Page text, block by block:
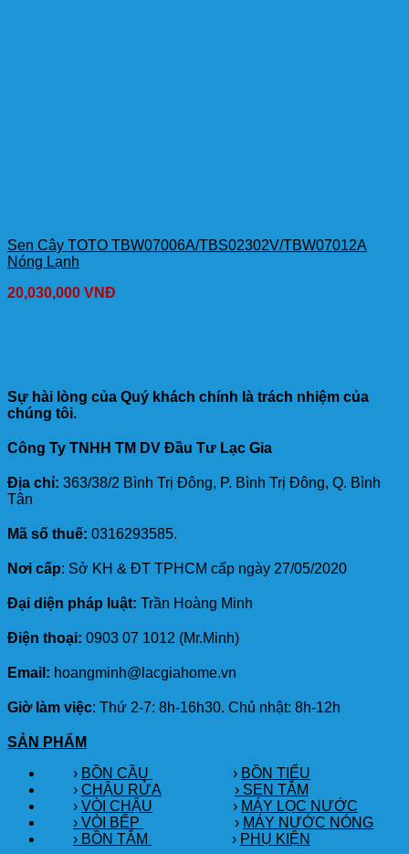
Sen Cây TOTO TBW07006A/TBS02302V/TBW07012A
Nóng Lạnh
20,030,000 VNĐ
Sự hài lòng của Quý khách chính là trách nhiệm của
chúng tôi.
Công Ty TNHH TM DV Đầu Tư Lạc Gia
Địa chỉ: 363/38/2 Bình Trị Đông, P. Bình Trị Đông, Q. Bình
Tân
Mã số thuế: 0316293585.
Nơi cấp: Sở KH & ĐT TPHCM cấp ngày 27/05/2020
Đại diện pháp luật: Trần Hoàng Minh
Điện thoại: 0903 07 1012 (Mr.Minh)
Email: hoangminh@lacgiahome.vn
Giờ làm việc: Thứ 2-7: 8h-16h30. Chủ nhật: 8h-12h
SẢN PHẨM
› BỒN CẦU › BỒN TIỂU
› CHẬU RỬA
› SEN TẮM
› VÒI CHẬU › MÁY LỌC NƯỚC
› VÒI BẾP
› MÁY NƯỚC NÓNG
› BỒN TẮM
› PHỤ KIỆN